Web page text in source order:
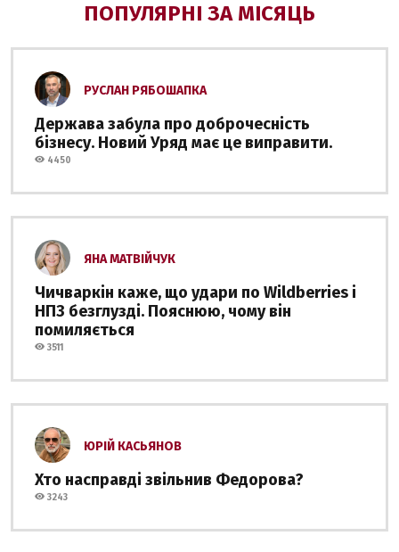
ПОПУЛЯРНІ ЗА МІСЯЦЬ
РУСЛАН РЯБОШАПКА
Держава забула про доброчесність
бізнесу. Новий Уряд має це виправити.
4450
ЯНА МАТВІЙЧУК
Чичваркін каже, що удари по Wildberries і
НПЗ безглузді. Пояснюю, чому він
помиляється
3511
ЮРІЙ КАСЬЯНОВ
Хто насправді звільнив Федорова?
3243